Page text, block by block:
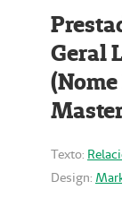
Geral
Texto:
Design: